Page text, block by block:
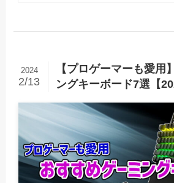
【プロゲーマーも愛用
ングキーボード7選【
2024
2/13